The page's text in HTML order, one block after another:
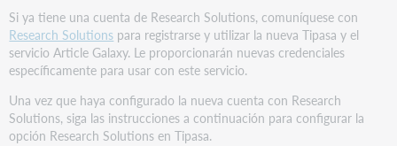
Si ya tiene una cuenta de Research Solutions, comuníquese con
Research Solutions para registrarse y utilizar la nueva Tipasa y el
servicio Article Galaxy. Le proporcionarán nuevas credenciales
específicamente para usar con este servicio.
Una vez que haya configurado la nueva cuenta con Research
Solutions, siga las instrucciones a continuación para configurar la
opción Research Solutions en Tipasa.